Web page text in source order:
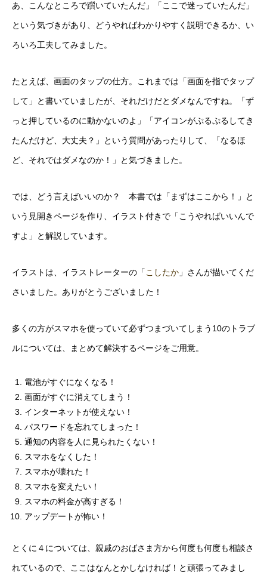
あ、こんなところで躓いていたんだ」「ここで迷っていたんだ」
という気づきがあり、どうやればわかりやすく説明できるか、い
ろいろ工夫してみました。
たとえば、画面のタップの仕方。これまでは「画面を指でタップ
して」と書いていましたが、それだけだとダメなんですね。「ず
っと押しているのに動かないのよ」「アイコンがぷるぷるしてき
たんだけど、大丈夫？」という質問があったりして、「なるほ
ど、それではダメなのか！」と気づきました。
では、どう言えばいいのか？ 本書では「まずはここから！」と
いう見開きページを作り、イラスト付きで「こうやればいいんで
すよ」と解説しています。
イラストは、イラストレーターの「 こしたか 」さんが描いてくだ
さいました。ありがとうございました！
多くの方がスマホを使っていて必ずつまづいてしまう10のトラブ
ルについては、まとめて解決するページをご用意。
電池がすぐになくなる！
画面がすぐに消えてしまう！
インターネットが使えない！
パスワードを忘れてしまった！
通知の内容を人に見られたくない！
スマホをなくした！
スマホが壊れた！
スマホを変えたい！
スマホの料金が高すぎる！
アップデートが怖い！
とくに４については、親戚のおばさま方から何度も何度も相談さ
れているので、ここはなんとかしなければ！と頑張ってみまし